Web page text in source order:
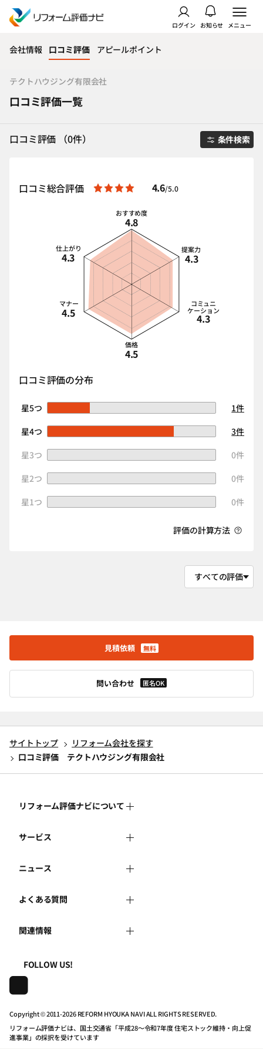
ログイン お知らせ メニュー
会社情報 口コミ評価 アピールポイント
テクトハウジング有限会社
口コミ評価一覧
口コミ評価 （0件） 条件検索
口コミ総合評価 4.6/5.0
おすすめ度
4.8
提案力
4.3
コミュニ
ケーション
4.3
価格
4.5
マナー
4.5
仕上がり
4.3
口コミ評価の分布
星5つ
1件
星4つ
3件
星3つ
0件
星2つ
0件
星1つ
0件
評価の計算方法
見積依頼 無料
問い合わせ 匿名OK
サイトトップ
リフォーム会社を探す
口コミ評価 テクトハウジング有限会社
リフォーム評価ナビについて
リフォーム評価ナビとは
運営体制
はじめての方へ
事務局へのお問い合せ
地域の相談窓口のみなさまへ
住宅関連機関リンク集
サービス
リフォーム会社を探す
リフォーム事例を見る
リフォームを相談する
リフォームを学ぶ
マイページの活用
ニュース
新着情報
講習会・セミナー
連携機関・企業・団体トピックス
よくある質問
よくある質問
利用規約
プライバシーポリシー
動作推奨環境について
関連情報
一般財団法人住まいづくりナビセンター
株式会社日本建築住宅センター
FOLLOW US!
Copyright © 2011-2026 REFORM HYOUKA NAVI ALL RIGHTS RESERVED.
リフォーム評価ナビは、国土交通省「平成28～令和7年度 住宅ストック維持・向上促
進事業」の採択を受けています